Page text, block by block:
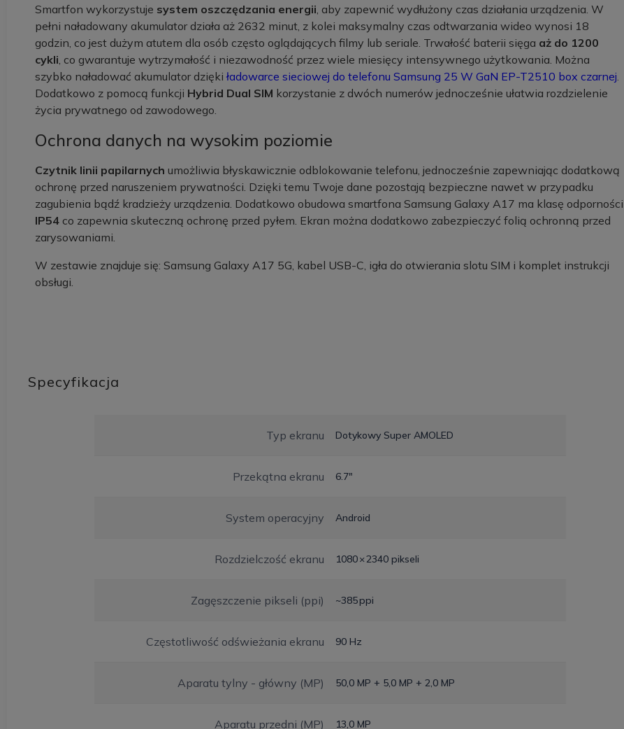
Smartfon wykorzystuje system oszczędzania energii, aby zapewnić wydłużony czas działania urządzenia. W
pełni naładowany akumulator działa aż 2632 minut, z kolei maksymalny czas odtwarzania wideo wynosi 18
godzin, co jest dużym atutem dla osób często oglądających filmy lub seriale. Trwałość baterii sięga aż do 1200
cykli, co gwarantuje wytrzymałość i niezawodność przez wiele miesięcy intensywnego użytkowania. Można
szybko naładować akumulator dzięki ładowarce sieciowej do telefonu Samsung 25 W GaN EP-T2510 box czarnej.
Dodatkowo z pomocą funkcji Hybrid Dual SIM korzystanie z dwóch numerów jednocześnie ułatwia rozdzielenie
życia prywatnego od zawodowego.
Ochrona danych na wysokim poziomie
Czytnik linii papilarnych umożliwia błyskawicznie odblokowanie telefonu, jednocześnie zapewniając dodatkową
ochronę przed naruszeniem prywatności. Dzięki temu Twoje dane pozostają bezpieczne nawet w przypadku
zagubienia bądź kradzieży urządzenia. Dodatkowo obudowa smartfona Samsung Galaxy A17 ma klasę odporności
IP54 co zapewnia skuteczną ochronę przed pyłem. Ekran można dodatkowo zabezpieczyć folią ochronną przed
zarysowaniami.
W zestawie znajduje się: Samsung Galaxy A17 5G, kabel USB-C, igła do otwierania slotu SIM i komplet instrukcji
obsługi.
Specyfikacja
Typ ekranu Dotykowy Super AMOLED
Przekątna ekranu 6.7"
System operacyjny Android
Rozdzielczość ekranu 1080 × 2340 pikseli
Zagęszczenie pikseli (ppi) ~385 ppi
Częstotliwość odświeżania ekranu 90 Hz
Aparatu tylny - główny (MP) 50,0 MP + 5,0 MP + 2,0 MP
Aparatu przedni (MP) 13,0 MP